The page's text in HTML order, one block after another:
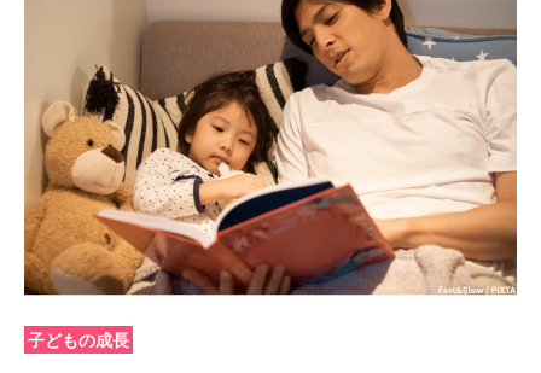
子どもの成長